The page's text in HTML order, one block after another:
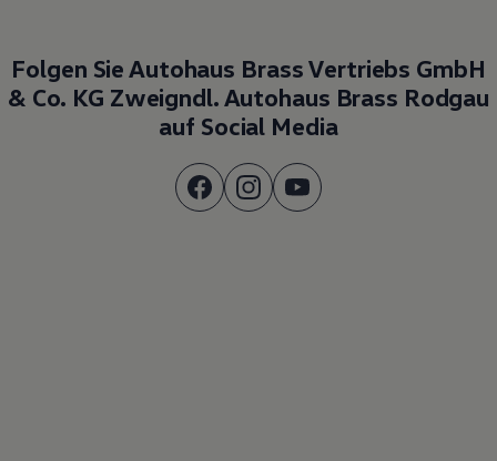
Folgen Sie Autohaus Brass Vertriebs GmbH
& Co. KG Zweigndl. Autohaus Brass Rodgau
auf Social Media